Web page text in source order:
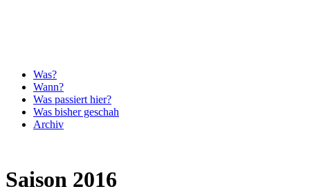
Was?
Wann?
Was passiert hier?
Was bisher geschah
Archiv
Saison 2016